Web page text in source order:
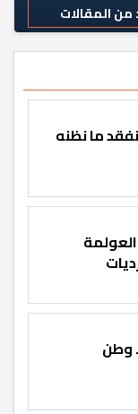
من المقالات
ما نظنه
وطن